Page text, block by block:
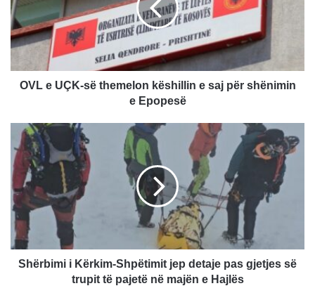
themelon
këshillin
e
për
shënimin
OVL e UÇK-së themelon këshillin e saj për shënimin
e Epopesë
Shërbimi
Kërkim-
Shpëtimit
jep
detaje
pas
gjetjes
së
trupit
Shërbimi i Kërkim-Shpëtimit jep detaje pas gjetjes së
trupit të pajetë në majën e Hajlës